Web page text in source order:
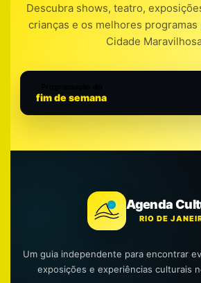
Descubra shows, teatro,
crianças e os melhores programas
Cidade
fim de semana
Agenda
RIO DE
Um guia independente para encontrar
exposições e experiências culturais